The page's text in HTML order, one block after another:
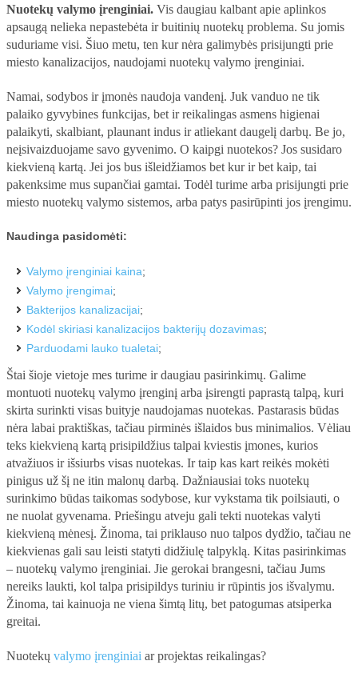
ĮRANGA
VANDENS FILTRAI
ŠVAROS PREKĖS
KELIONĖS
KOSMETIKA
MEDICINA
TEISĖ
VAIRAVIMO MOKYKLOS
STRAIPSNIŲ TALPINIMAS
VALYMO ĮRENGINIAI
BIO BAKTERIJOS
AUTOMOBILIO DRAUDIMAS
Nuotekų valymo įrenginiai. Vis daugiau kalbant apie aplinkos
apsaugą nelieka nepastebėta ir buitinių nuotekų problema. Su jomis
suduriame visi. Šiuo metu, ten kur nėra galimybės prisijungti prie
miesto kanalizacijos, naudojami nuotekų valymo įrenginiai.
Namai, sodybos ir įmonės naudoja vandenį. Juk vanduo ne tik
palaiko gyvybines funkcijas, bet ir reikalingas asmens higienai
palaikyti, skalbiant, plaunant indus ir atliekant daugelį darbų. Be jo,
neįsivaizduojame savo gyvenimo. O kaipgi nuotekos? Jos susidaro
kiekvieną kartą. Jei jos bus išleidžiamos bet kur ir bet kaip, tai
pakenksime mus supančiai gamtai. Todėl turime arba prisijungti prie
miesto nuotekų valymo sistemos, arba patys pasirūpinti jos įrengimu.
Naudinga pasidomėti:
Valymo įrenginiai kaina;
Valymo įrengimai;
Bakterijos kanalizacijai;
Kodėl skiriasi kanalizacijos bakterijų dozavimas;
Parduodami lauko tualetai;
Štai šioje vietoje mes turime ir daugiau pasirinkimų. Galime
montuoti nuotekų valymo įrenginį arba įsirengti paprastą talpą, kuri
skirta surinkti visas buityje naudojamas nuotekas. Pastarasis būdas
nėra labai praktiškas, tačiau pirminės išlaidos bus minimalios. Vėliau
teks kiekvieną kartą prisipildžius talpai kviestis įmones, kurios
atvažiuos ir išsiurbs visas nuotekas. Ir taip kas kart reikės mokėti
pinigus už šį ne itin malonų darbą. Dažniausiai toks nuotekų
surinkimo būdas taikomas sodybose, kur vykstama tik poilsiauti, o
ne nuolat gyvenama. Priešingu atveju gali tekti nuotekas valyti
kiekvieną mėnesį. Žinoma, tai priklauso nuo talpos dydžio, tačiau ne
kiekvienas gali sau leisti statyti didžiulę talpyklą. Kitas pasirinkimas
– nuotekų valymo įrenginiai. Jie gerokai brangesni, tačiau Jums
nereiks laukti, kol talpa prisipildys turiniu ir rūpintis jos išvalymu.
Žinoma, tai kainuoja ne viena šimtą litų, bet patogumas atsiperka
greitai.
Nuotekų valymo įrenginiai ar projektas reikalingas?